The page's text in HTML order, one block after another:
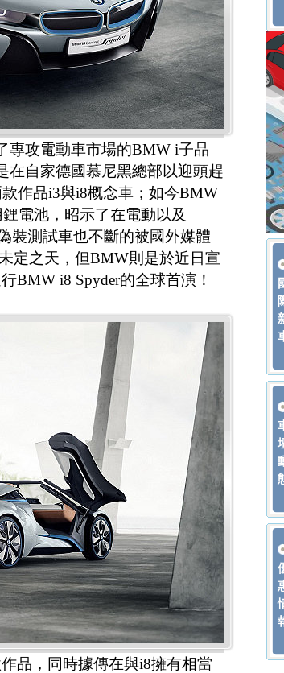
專攻電動車市場的BMW i子品
在自家德國慕尼黑總部以迎頭趕
作品i3與i8概念車；如今BMW
電池，昭示了在電動以及
裝測試車也不斷的被國外媒體
定之天，但BMW則是於近日宣
BMW i8 Spyder的全球首演！
品，同時據傳在與i8擁有相當